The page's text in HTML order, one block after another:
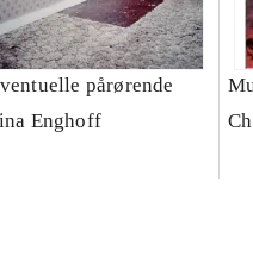
pårørende
Enghoff